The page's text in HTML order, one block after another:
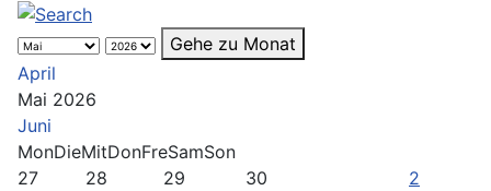
Gehe zu Monat
April
Mai 2026
Juni
MonDieMitDonFreSamSon
27
28 29
30
2